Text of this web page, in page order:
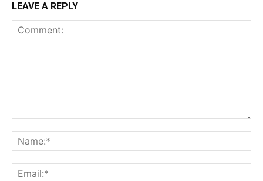
LEAVE A REPLY